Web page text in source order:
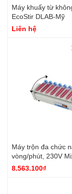
Máy khuấy từ
EcoStir DLAB-Mỹ
Liên hệ
Máy trộn đa chức
vòng/phút, 230V
DH.MixM0100
8.563.100₫